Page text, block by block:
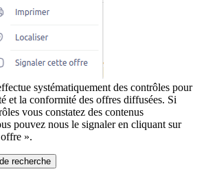
systématiquement des contrôles pour
et la conformité des offres diffusées. Si
vous constatez des contenus
pouvez nous le signaler en cliquant sur
».
recherche